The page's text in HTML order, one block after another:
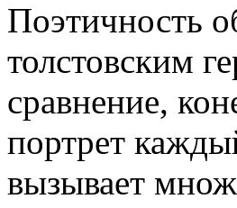
Поэтичность
толстовским
сравнение,
портрет
вызывает